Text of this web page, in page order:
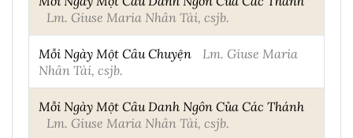
Lm. Giuse Maria Nhân Tài, csjb.
Mỗi Ngày Một Câu Chuyện
Lm. Giuse Maria
Nhân Tài, csjb.
Mỗi Ngày Một Câu Danh Ngôn Của Các Thánh
Lm. Giuse Maria Nhân Tài, csjb.